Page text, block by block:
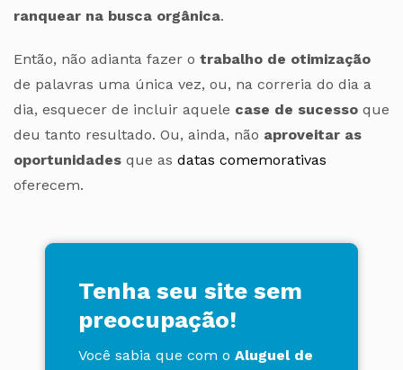
ranquear na busca orgânica.
Então, não adianta fazer o trabalho de otimização
de palavras uma única vez, ou, na correria do dia a
dia, esquecer de incluir aquele case de sucesso que
deu tanto resultado. Ou, ainda, não aproveitar as
oportunidades que as datas comemorativas
oferecem.
Tenha seu site sem
preocupação!
Você sabia que com o Aluguel de